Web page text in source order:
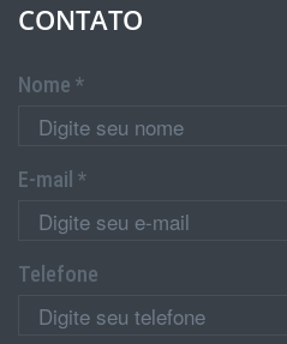
CONTATO
Nome *
E-mail *
Telefone